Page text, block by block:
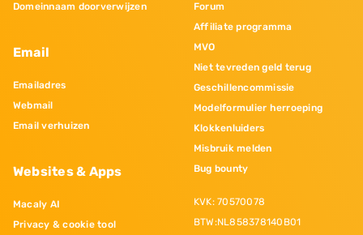
Domeinnaam doorverwijzen
Email
Emailadres
Webmail
Email verhuizen
Websites & Apps
Macaly AI
Privacy & cookie tool
Forum
Affiliate programma
MVO
Niet tevreden geld terug
Geschillencommissie
Modelformulier herroeping
Klokkenluiders
Misbruik melden
Bug bounty
KVK: 70570078
BTW:NL858378140B01